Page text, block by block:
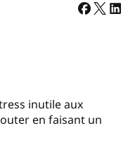
inutile aux
en faisant un